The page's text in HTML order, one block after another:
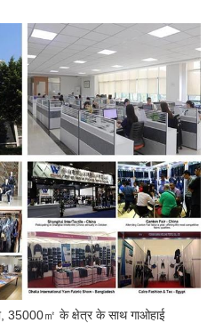
35000㎡ के क्षेत्र के साथ गाओहाई